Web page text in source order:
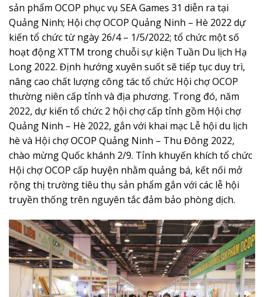
sản phẩm OCOP phục vụ SEA Games 31 diễn ra tại
Quảng Ninh; Hội chợ OCOP Quảng Ninh – Hè 2022 dự
kiến tổ chức từ ngày 26/4 – 1/5/2022; tổ chức một số
hoạt động XTTM trong chuỗi sự kiện Tuần Du lịch Hạ
Long 2022. Định hướng xuyên suốt sẽ tiếp tục duy trì,
nâng cao chất lượng công tác tổ chức Hội chợ OCOP
thường niên cấp tỉnh và địa phương. Trong đó, năm
2022, dự kiến tổ chức 2 hội chợ cấp tỉnh gồm Hội chợ
Quảng Ninh – Hè 2022, gắn với khai mạc Lễ hội du lịch
hè và Hội chợ OCOP Quảng Ninh – Thu Đông 2022,
chào mừng Quốc khánh 2/9. Tỉnh khuyến khích tổ chức
Hội chợ OCOP cấp huyện nhằm quảng bá, kết nối mở
rộng thị trường tiêu thụ sản phẩm gắn với các lễ hội
truyền thống trên nguyên tắc đảm bảo phòng dịch.